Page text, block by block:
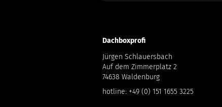
Dachboxprofi
Jürgen Schlauersbach
Auf dem Zimmerplatz 2
74638 Waldenburg
hotline: +49 (0) 151 1655 3225